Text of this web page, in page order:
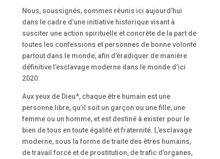
Nous, soussignés, sommes réunis ici aujourd’hui
dans le cadre d’une initiative historique visant à
susciter une action spirituelle et concrète de la part de
toutes les confessions et personnes de bonne volonté
partout dans le monde, afin d’éradiquer de manière
définitive l’esclavage moderne dans le monde d’ici
2020.
Aux yeux de Dieu*, chaque être humain est une
personne libre, qu’il soit un garçon ou une fille, une
femme ou un homme, et est destiné à exister pour le
bien de tous en toute égalité et fraternité. L’esclavage
moderne, sous la forme de traite des êtres humains,
de travail forcé et de prostitution, de trafic d’organes,